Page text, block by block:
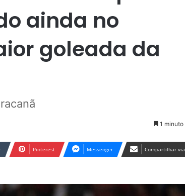
ainda no
goleada da
1
Pinterest Messenger Compartilhar